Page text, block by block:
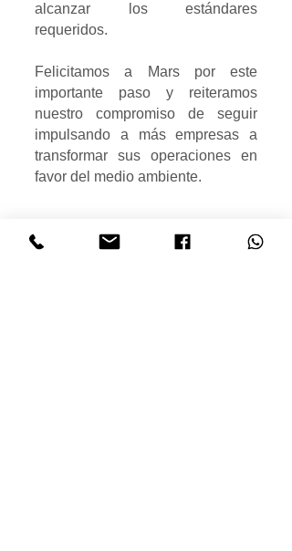
alcanzar los estándares
requeridos.
Felicitamos a Mars por este
importante paso y reiteramos
nuestro compromiso de seguir
impulsando a más empresas a
transformar sus operaciones en
favor del medio ambiente.